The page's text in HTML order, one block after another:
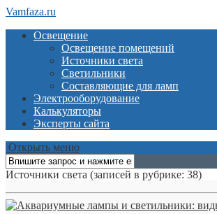
Vamfaza.ru
Освещение
Освещение помещений
Источники света
Светильники
Составляющие для ламп
Электрооборудование
Калькуляторы
Эксперты сайта
Открыть меню
Источники света (записей в рубрике: 38)